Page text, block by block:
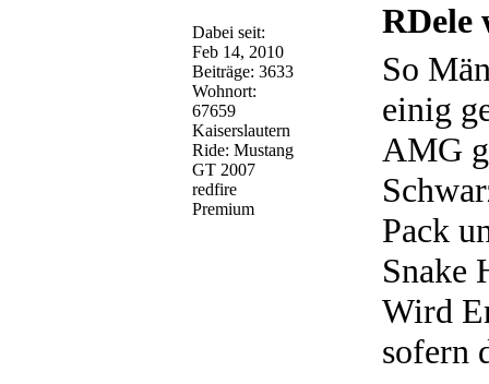
Dabei seit:
Feb 14, 2010
Beiträge: 3633
Wohnort:
67659
Kaiserslautern
Ride: Mustang
GT 2007
redfire
Premium
RDele
So
einig
AMG
Pack
Snake
Wird
sofern